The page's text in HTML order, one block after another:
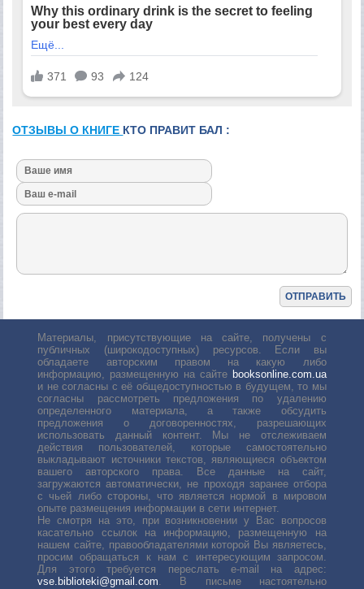
ОТЗЫВЫ О КНИГЕ КТО ПРАВИТ БАЛ :
Материалы, присутствующие на сайте, получены с
публичных (широкодоступных) ресурсов. Если вы
обладаете авторским правом на какую либо
информацию, размещенную на сайте booksonline.com.ua
и не согласны с её общедоступностью в будущем, то мы
согласны рассмотреть предложения по удалению
определенного материала, а также обсудить
предложения о договоренностях, разрешающих
использовать данный контент. Мы не отслеживаем
действия пользователей, которые самостоятельно
выкладывают источники текстов, являющиеся объектом
вашего авторского права. Все данные на сайт,
загружаются автоматически, не проходя заранее отбора
с чьей либо стороны, что является нормой в мировом
опыте размещения информации в сети интернет.
Не смотря на это, при возникновении у Вас вопросов
касательно ссылок на информацию, размещенную на
нашем сайте, правообладателями которой Вы являетесь,
просим обращаться к нам с интересующим запросом.
Для этого требуется переслать е-mail на адрес:
vse.biblioteki@gmail.com. В письме настоятельно